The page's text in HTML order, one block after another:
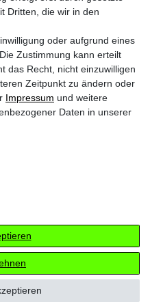
Bei Zahlung per Vorkasse ab
bei Vorkasse 3-4 Werktage ab
Länder und Informationen zur
& Versandinfos
Dritten, die wir in den
oder aufgrund eines
Zustimmung kann erteilt
das Recht, nicht einzuwilligen
Zeitpunkt zu ändern oder
Impressum und weitere
Daten in unserer
& Kuczwalska GbR